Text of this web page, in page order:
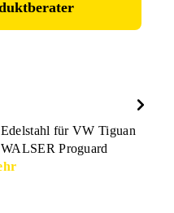
für VW Tiguan
Proguard